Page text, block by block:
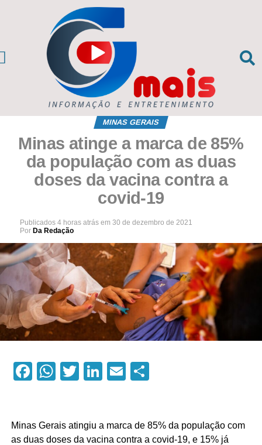
MINAS GERAIS
Minas atinge a marca de 85%
da população com as duas
doses da vacina contra a
covid-19
Publicados 4 horas atrás em 30 de dezembro de 2021
Por Da Redação
Facebook
WhatsApp
Twitter
LinkedIn
EmailCompartilhar
Minas Gerais atingiu a marca de 85% da população com
as duas doses da vacina contra a covid-19, e 15% já